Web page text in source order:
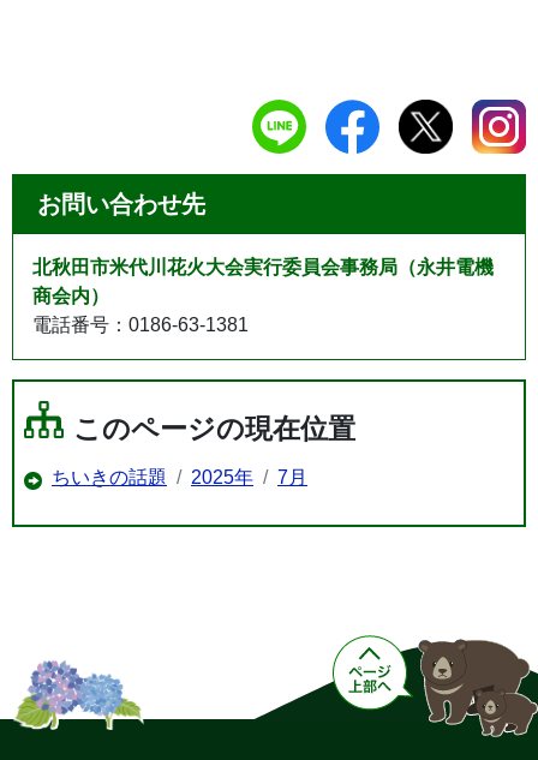
お問い合わせ先
北秋田市米代川花火大会実行委員会事務局（永井電機
商会内）
電話番号：0186-63-1381
このページの現在位置
ちいきの話題 2025年 7月